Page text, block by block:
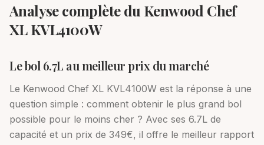
Analyse complète du Kenwood Chef
XL KVL4100W
Le bol 6.7L au meilleur prix du marché
Le Kenwood Chef XL KVL4100W est la réponse à une
question simple : comment obtenir le plus grand bol
possible pour le moins cher ? Avec ses 6.7L de
capacité et un prix de 349€, il offre le meilleur rapport